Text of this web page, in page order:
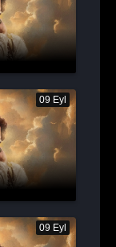
09 Eyl
09 Eyl